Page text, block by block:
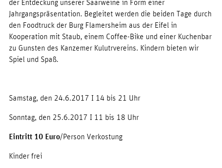
der Entdeckung unserer Saarweine in Form einer
Jahrgangspräsentation. Begleitet werden die beiden Tage durch
den Foodtruck der Burg Flamersheim aus der Eifel in
Kooperation mit Staub, einem Coffee-Bike und einer Kuchenbar
zu Gunsten des Kanzemer Kulutrvereins. Kindern bieten wir
Spiel und Spaß.
Samstag, den 24.6.2017 I 14 bis 21 Uhr
Sonntag, den 25.6.2017 I 11 bis 18 Uhr
Eintritt 10 Euro/Person Verkostung
Kinder frei